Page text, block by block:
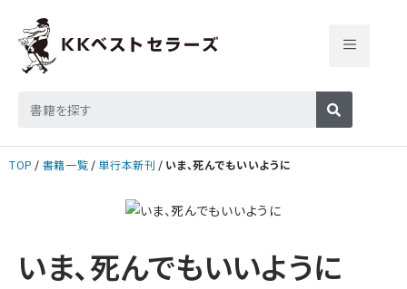
TOP 書籍一覧 単行本新刊 いま、死んでもいいように
いま、死んでもいいように